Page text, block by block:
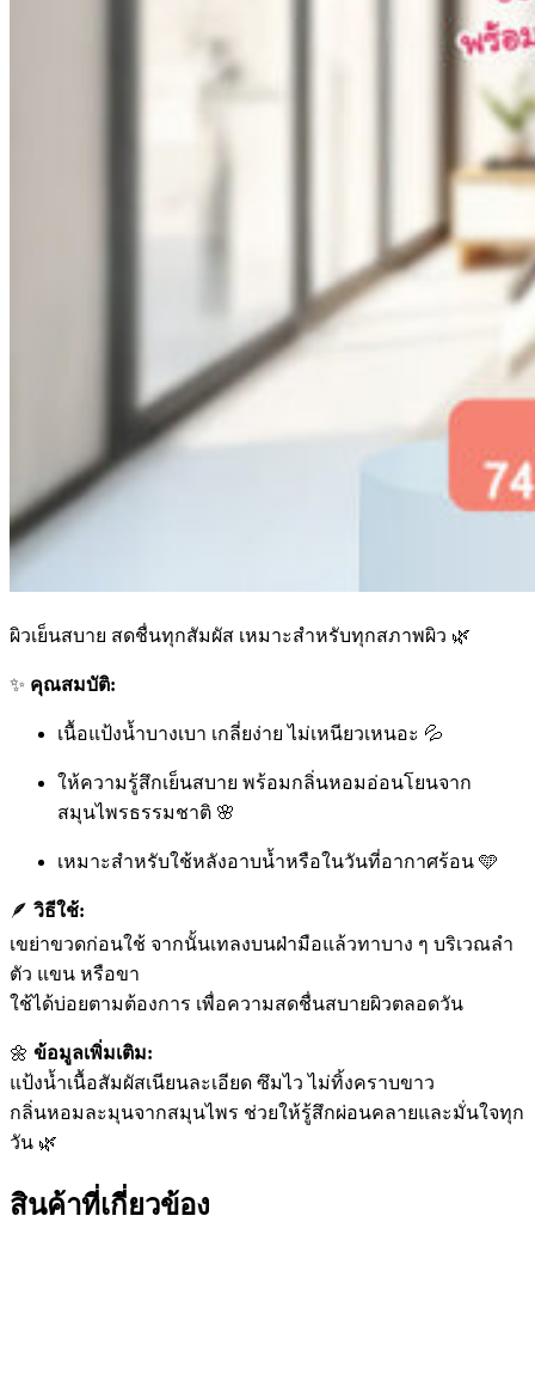
ผิวเย็นสบาย สดชื่นทุกสัมผัส เหมาะสำหรับทุกสภาพผิว 🌿
✨ คุณสมบัติ:
เนื้อแป้งน้ำบางเบา เกลี่ยง่าย ไม่เหนียวเหนอะ 💦
ให้ความรู้สึกเย็นสบาย พร้อมกลิ่นหอมอ่อนโยนจาก
สมุนไพรธรรมชาติ 🌸
เหมาะสำหรับใช้หลังอาบน้ำหรือในวันที่อากาศร้อน 🩵
🪶 วิธีใช้:
เขย่าขวดก่อนใช้ จากนั้นเทลงบนฝ่ามือแล้วทาบาง ๆ บริเวณลำ
ตัว แขน หรือขา
ใช้ได้บ่อยตามต้องการ เพื่อความสดชื่นสบายผิวตลอดวัน
🌼 ข้อมูลเพิ่มเติม:
แป้งน้ำเนื้อสัมผัสเนียนละเอียด ซึมไว ไม่ทิ้งคราบขาว
กลิ่นหอมละมุนจากสมุนไพร ช่วยให้รู้สึกผ่อนคลายและมั่นใจทุก
วัน 🌿
สินค้าที่เกี่ยวข้อง